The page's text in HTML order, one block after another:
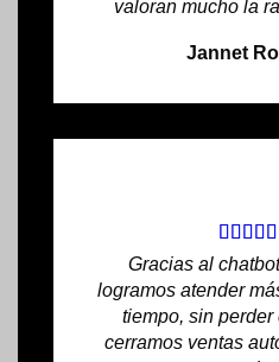
valoran mucho la
Jannet
Gracias al
logramos atender
tiempo, sin
cerramos ventas